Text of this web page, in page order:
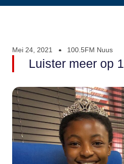
Mei 24, 2021 100.5FM Nuus
Luister meer op